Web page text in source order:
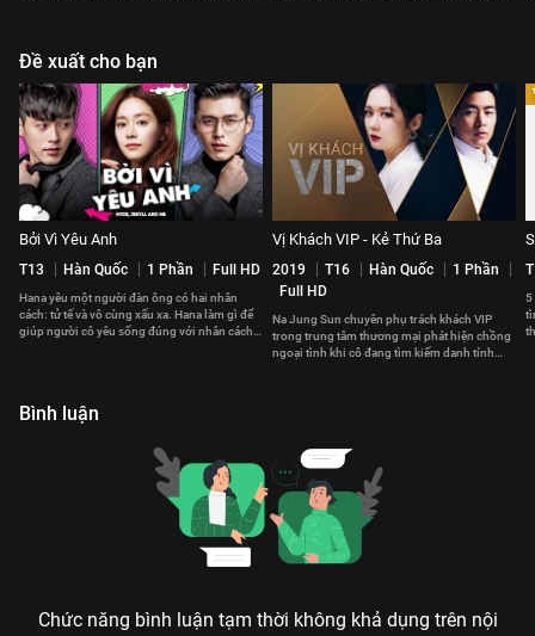
Đề xuất cho bạn
Bởi Vì Yêu Anh
T13 Hàn Quốc 1 Phần Full HD
Hana yêu một người đàn ông có hai nhân
cách: tử tế và vô cùng xấu xa. Hana làm gì để
giúp người cô yêu sống đúng với nhân cách
Vị Khách VIP - Kẻ Thứ Ba
2019 T16 Hàn Quốc
1 Phần
Full HD
Na Jung Sun chuyên phụ trách khách VIP
trong trung tâm thương mại phát hiện chồng
ngoại tình khi cô đang tìm kiếm danh tính
5
Bình luận
Chức năng bình luận tạm thời không khả dụng trên nội